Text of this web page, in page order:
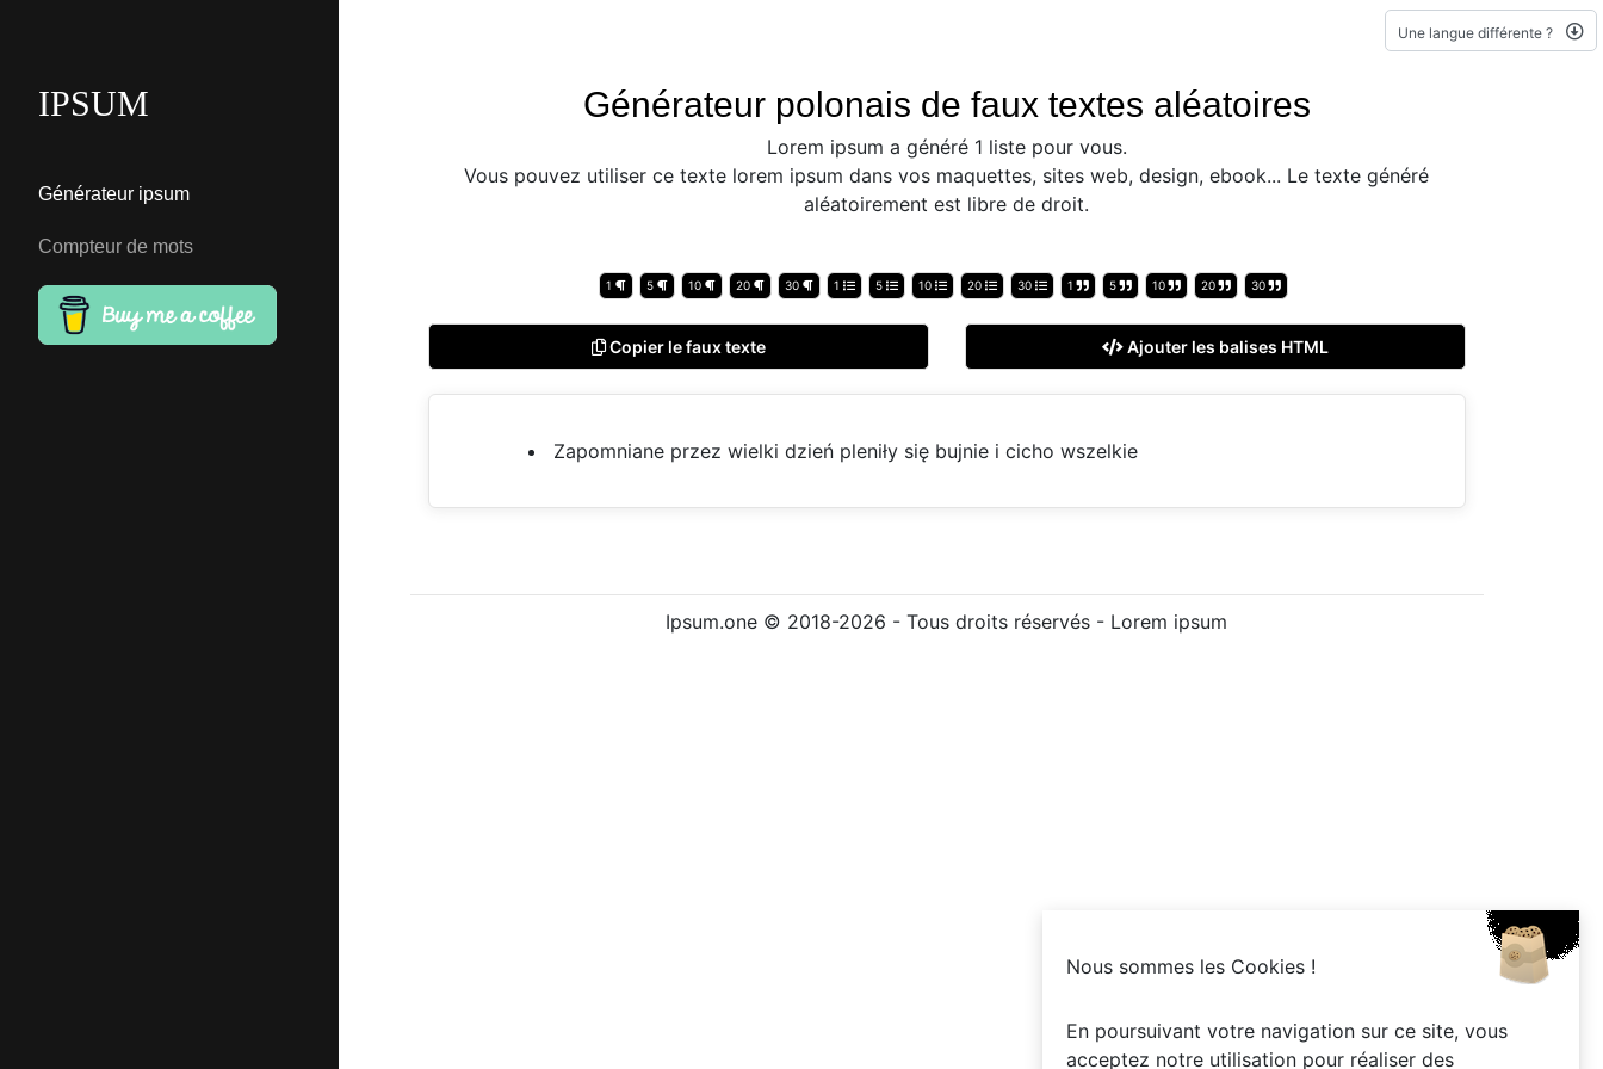
IPSUM
Générateur ipsum
Compteur de mots
Une langue différente ?
Générateur polonais de faux textes aléatoires
Lorem ipsum a généré 1 liste pour vous.
Vous pouvez utiliser ce texte lorem ipsum dans vos maquettes, sites web, design, ebook... Le texte généré
aléatoirement est libre de droit.
1 5 10 20 30 1 5 10 20 30 1 5 10 20 30
Copier le faux texte Ajouter les balises HTML
Zapomniane przez wielki dzień pleniły się bujnie i cicho wszelkie
Ipsum.one © 2018-2026 - Tous droits réservés - Lorem ipsum
Nous sommes les Cookies !
En poursuivant votre navigation sur ce site, vous
acceptez notre utilisation pour réaliser des